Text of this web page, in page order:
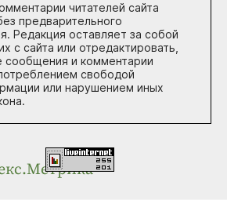
читателей сайта
предварительного
Редакция оставляет за собой
с сайта или отредактировать,
сообщения и комментарии
свободой
или нарушением иных